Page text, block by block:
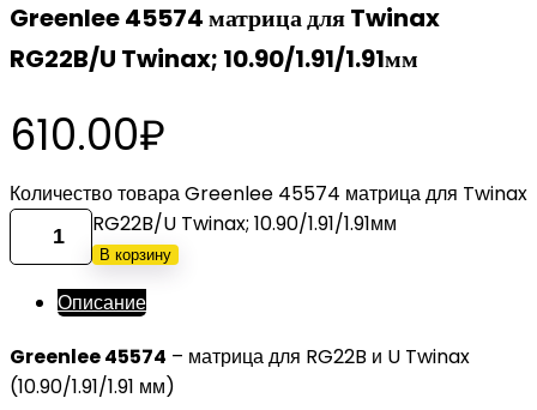
Greenlee 45574 матрица для Twinax
RG22B/U Twinax; 10.90/1.91/1.91мм
610.00₽
Количество товара Greenlee 45574 матрица для Twinax
RG22B/U Twinax; 10.90/1.91/1.91мм
В корзину
Описание
Greenlee 45574 – матрица для RG22B и U Twinax
(10.90/1.91/1.91 мм)